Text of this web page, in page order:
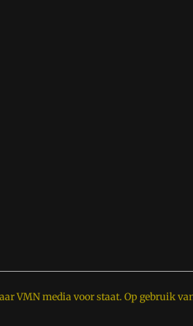
VMN media voor staat. Op gebruik